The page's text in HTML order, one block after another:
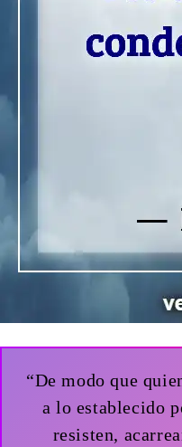
“De modo que
a lo establecido
resisten,